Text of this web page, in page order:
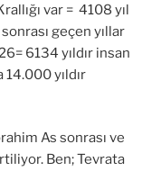
var = 4108 yıl
geçen yıllar
6134 yıldır insan
yıldır
As sonrası ve
Ben; Tevrata